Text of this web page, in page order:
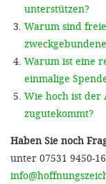
unterstützen?
Warum sind
Warum ist eine
einmalige
Wie hoch ist der
zugutekommt?
Haben Sie noch
unter 07531 9450-